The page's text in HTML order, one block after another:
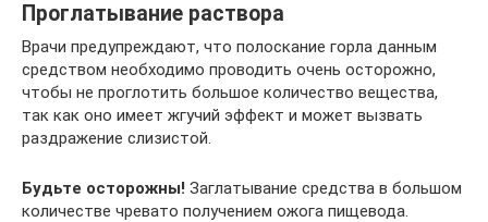
Проглатывание раствора
Врачи предупреждают, что полоскание горла данным
средством необходимо проводить очень осторожно,
чтобы не проглотить большое количество вещества,
так как оно имеет жгучий эффект и может вызвать
раздражение слизистой.
Будьте осторожны! Заглатывание средства в большом
количестве чревато получением ожога пищевода.